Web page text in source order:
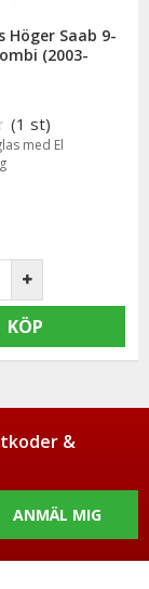
Höger Saab 9-
(2003-
(1 st)
med El
KÖP
&
ANMÄL MIG